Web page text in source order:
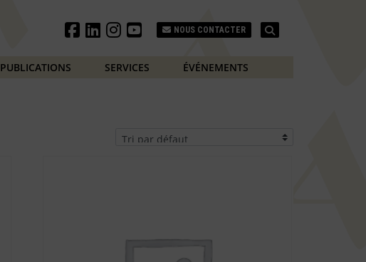
NOUS CONTACTER
PUBLICATIONS SERVICES
ÉVÉNEMENTS